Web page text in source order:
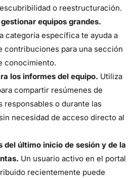
o reestructuración.
equipos grandes.
categoría específica te ayuda a
contribuciones para una sección
conocimiento.
los informes del equipo. Utiliza
compartir resúmenes de
o durante las
necesidad de acceso directo al
del último inicio de sesión y de la
Un usuario activo en el portal
recientemente puede